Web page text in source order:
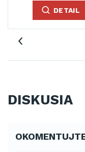
DETAIL
DISKUSIA